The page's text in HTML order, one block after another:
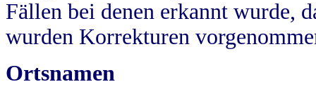
Fällen bei denen erkannt wurde,
wurden Korrekturen
Ortsnamen